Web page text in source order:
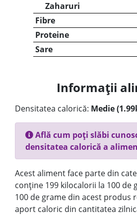
Zaharuri
Fibre
Proteine
Sare
Informații
Densitatea calorică: Medie
Află cum poți slăbi
densitatea calorică a
Acest aliment face parte din
conține 199 kilocalorii la 100 de
100 de grame din acest produs
aport caloric din cantitatea